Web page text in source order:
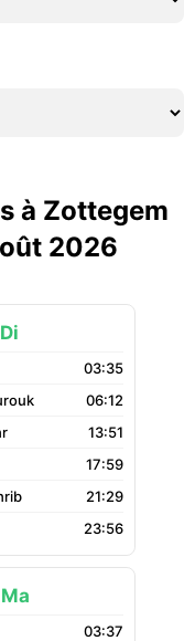
à Zottegem
2026
03:35
06:12
13:51
17:59
21:29
23:56
03:37